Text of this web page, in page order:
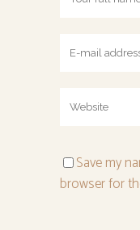
Save my
browser for